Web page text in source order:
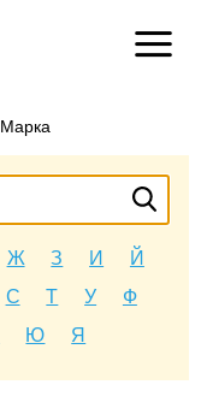
Марка
Ж З И
Й
С Т У
Ф
Ю Я